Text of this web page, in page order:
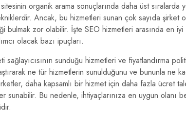
organik arama sonuçlarında daha üst sıralarda
Ancak, bu hizmetleri sunan çok sayıda şirket
bulmak zor olabilir. İşte SEO hizmetleri arasında en
olacak bazı ipuçları.
sağlayıcısının sunduğu hizmetleri ve fiyatlandırma
ne tür hizmetlerin sunulduğunu ve bununla ne
daha kapsamlı bir hizmet için daha fazla ücret
sunabilir. Bu nedenle, ihtiyaçlarınıza en uygun olanı